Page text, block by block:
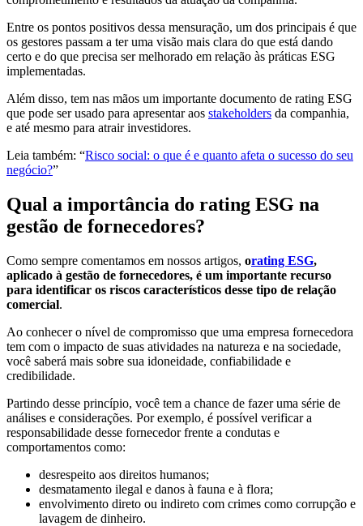
Entre os pontos positivos dessa mensuração, um dos principais é que
os gestores passam a ter uma visão mais clara do que está dando
certo e do que precisa ser melhorado em relação às práticas ESG
implementadas.
Além disso, tem nas mãos um importante documento de rating ESG
que pode ser usado para apresentar aos stakeholders da companhia,
e até mesmo para atrair investidores.
Leia também: “​​Risco social: o que é e quanto afeta o sucesso do seu
negócio?”
Qual a importância do rating ESG na
gestão de fornecedores?
Como sempre comentamos em nossos artigos, orating ESG,
aplicado à gestão de fornecedores, é um importante recurso
para identificar os riscos característicos desse tipo de relação
comercial.
Ao conhecer o nível de compromisso que uma empresa fornecedora
tem com o impacto de suas atividades na natureza e na sociedade,
você saberá mais sobre sua idoneidade, confiabilidade e
credibilidade.
Partindo desse princípio, você tem a chance de fazer uma série de
análises e considerações. Por exemplo, é possível verificar a
responsabilidade desse fornecedor frente a condutas e
comportamentos como:
desrespeito aos direitos humanos;
desmatamento ilegal e danos à fauna e à flora;
envolvimento direto ou indireto com crimes como corrupção e
lavagem de dinheiro.